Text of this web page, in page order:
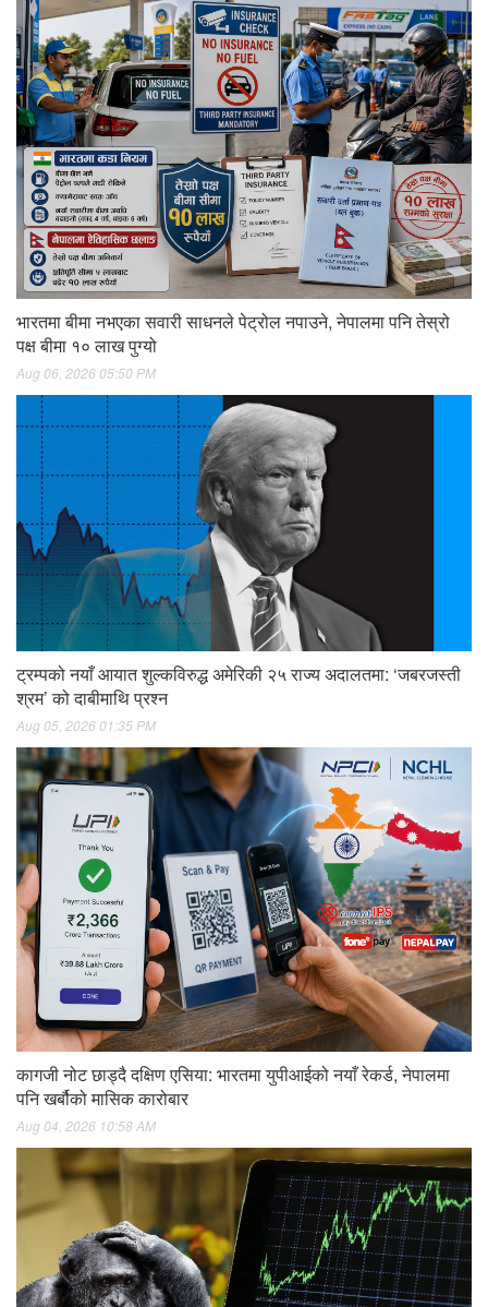
भारतमा बीमा नभएका सवारी साधनले पेट्रोल नपाउने, नेपालमा पनि तेस्रो
पक्ष बीमा १० लाख पुग्यो
Aug 06, 2026 05:50 PM
ट्रम्पको नयाँ आयात शुल्कविरुद्ध अमेरिकी २५ राज्य अदालतमा: ‘जबरजस्ती
श्रम’ को दाबीमाथि प्रश्न
Aug 05, 2026 01:35 PM
कागजी नोट छाड्दै दक्षिण एसिया: भारतमा युपीआईको नयाँ रेकर्ड, नेपालमा
पनि खर्बौको मासिक कारोबार
Aug 04, 2026 10:58 AM